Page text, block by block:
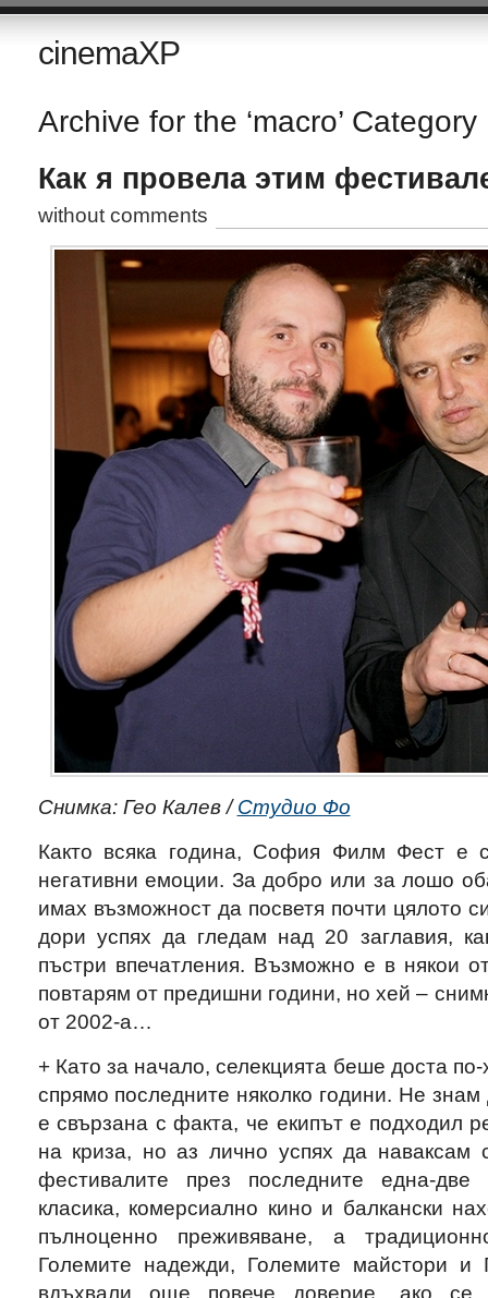
cinemaXP
Archive for the ‘macro’ Category
Как я провела этим
without comments
Снимка: Гео Калев /Студио Фо
Както всяка година, София Филм Фест е
негативни емоции. За добро или за лошо
имах възможност да посветя почти цялото
дори успях да гледам над 20 заглавия,
пъстри впечатления. Възможно е в някои
повтарям от предишни години, но хей –
от 2002-а…
+ Като за начало, селекцията беше доста
спрямо последните няколко години. Не
е свързана с факта, че екипът е подходил
на криза, но аз лично успях да наваксам
фестивалите през последните една-
класика, комерсиално кино и балкански
пълноценно преживяване, а
Големите надежди, Големите майстори и
вдъхвали още повече доверие, ако се